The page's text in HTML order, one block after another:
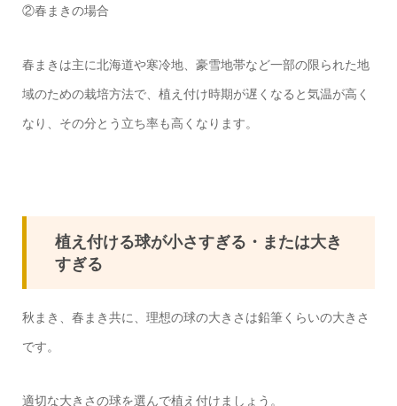
②春まきの場合
春まきは主に北海道や寒冷地、豪雪地帯など一部の限られた地
域のための栽培方法で、植え付け時期が遅くなると気温が高く
なり、その分とう立ち率も高くなります。
植え付ける球が小さすぎる・または大き
すぎる
秋まき、春まき共に、理想の球の大きさは鉛筆くらいの大きさ
です。
適切な大きさの球を選んで植え付けましょう。